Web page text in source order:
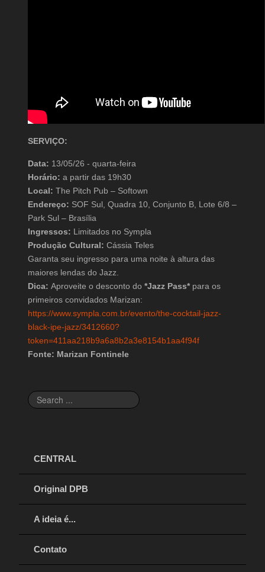
SERVIÇO:
Data: 13/05/26 - quarta-feira
Horário: a partir das 19h30
Local: The Pitch Pub – Softown
Endereço: SOF Sul, Quadra 10, Conjunto B, Lote 6/8 –
Park Sul – Brasília
Ingressos: Limitados no Sympla
Produção Cultural: Cássia Teles
Garanta seu ingresso para uma noite à altura das
maiores lendas do Jazz.
Dica: Aproveite o desconto do *Jazz Pass*para os
primeiros convidados Marizan:
https://www.sympla.com.br/evento/the-cocktail-jazz-
black-ipe-jazz/3412660?
token=411aa218b9a6a8b2a3e8154b1aa4f94f
Fonte: Marizan Fontinele
Search
...
CENTRAL
Original DPB
A ideia é...
Contato